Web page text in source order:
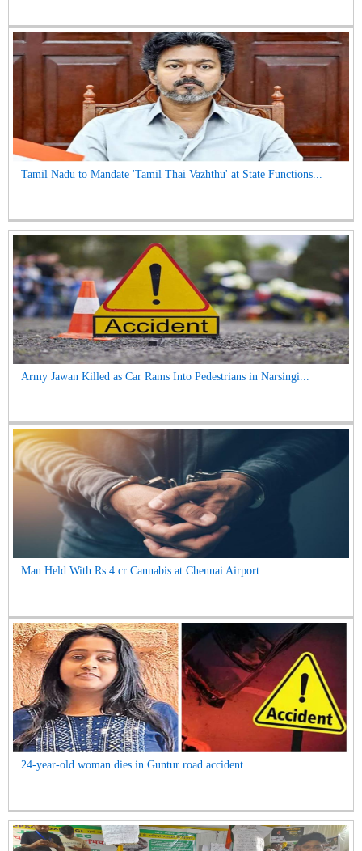
Tamil Nadu to Mandate 'Tamil Thai Vazhthu' at State Functions...
Army Jawan Killed as Car Rams Into Pedestrians in Narsingi...
Man Held With Rs 4 cr Cannabis at Chennai Airport...
24-year-old woman dies in Guntur road accident...